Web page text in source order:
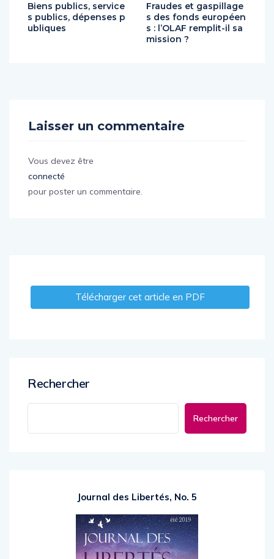
Biens publics, service
s publics, dépenses p
ubliques
Fraudes et gaspillage
s des fonds européen
s : l’OLAF remplit-il sa
mission ?
Laisser un commentaire
Vous devez être
connecté
pour poster un commentaire.
Télécharger cet article en PDF
Rechercher
Rechercher
Journal des Libertés, No. 5